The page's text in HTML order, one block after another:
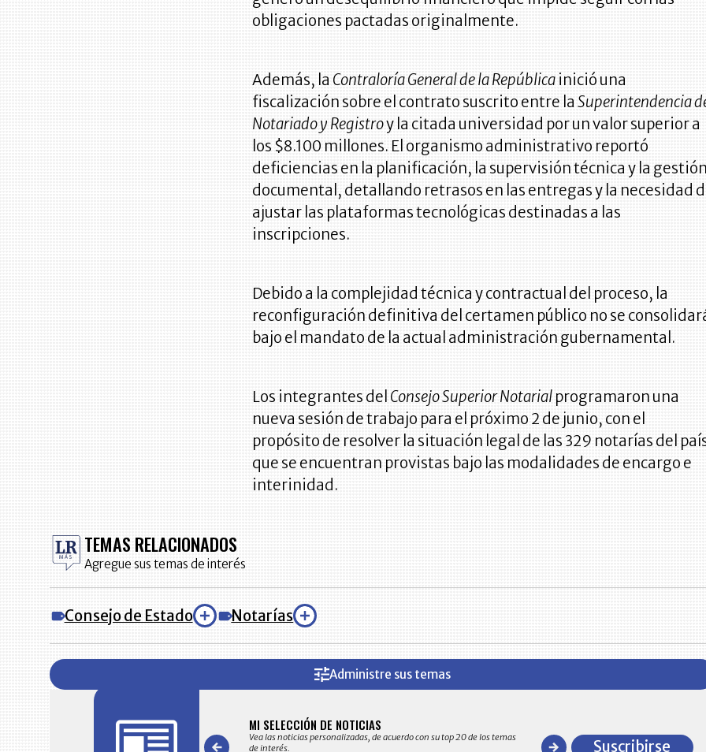
obligaciones pactadas originalmente.
Además, la Contraloría General de la República inició una
fiscalización sobre el contrato suscrito entre laSuperintendencia
Notariado y Registroy la citada universidad por un valor superior a
los $8.100 millones. El organismo administrativo reportó
deficiencias en la planificación, la supervisión técnica y la gestión
documental, detallando retrasos en las entregas y la necesidad
ajustar las plataformas tecnológicas destinadas a las
inscripciones.
Debido a la complejidad técnica y contractual del proceso, la
reconfiguración definitiva del certamen público no se
bajo el mandato de la actual administración gubernamental.
Los integrantes del Consejo Superior Notarial programaron una
nueva sesión de trabajo para el próximo 2 de junio, con el
propósito de resolver la situación legal de las 329 notarías del
que se encuentran provistas bajo las modalidades de encargo e
interinidad.
TEMAS RELACIONADOS
Agregue sus temas de interés
Consejo de Estado Notarías
Administre sus temas
en su correo electrónico las noticias seleccionadas por nuestro
MI SELECCIÓN DE NOTICIAS
Vea las noticias personalizadas, de acuerdo con su top 20 de los temas
de interés.
comportamiento general y detallado de las
Suscribirse